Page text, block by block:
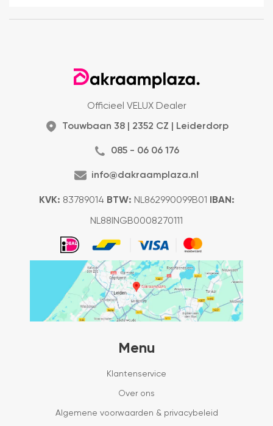
Officieel VELUX Dealer
Touwbaan 38 | 2352 CZ | Leiderdorp
085 - 06 06 176
info@dakraamplaza.nl
KVK: 83789014 BTW: NL862990099B01 IBAN:
NL88INGB0008270111
Menu
Klantenservice
Over ons
Algemene voorwaarden & privacybeleid